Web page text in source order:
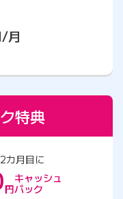
月
特典
カ月目に
円
キャッシュ
バック